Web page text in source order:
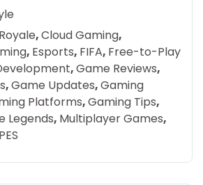
,Cloud Gaming,
, Esports, FIFA, Free-to-Play
,Game Reviews,
,Game Updates,Gaming
Platforms,Gaming Tips,
Legends, Multiplayer Games,
PES